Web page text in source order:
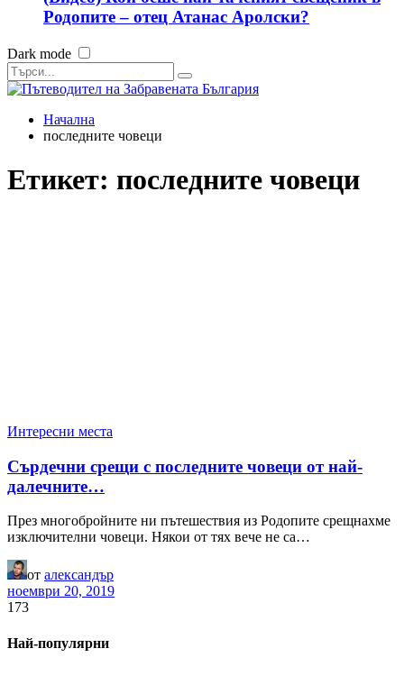
Родопите – отец Атанас Аролски?
Dark mode
Начална
последните човеци
Етикет: последните човеци
Интересни места
Сърдечни срещи с последните човеци от най-
далечните…
През многобройните ни пътешествия из Родопите срещнахме
изключителни човеци. Някои от тях вече не са…
от александър
ноември 20, 2019
173
Най-популярни